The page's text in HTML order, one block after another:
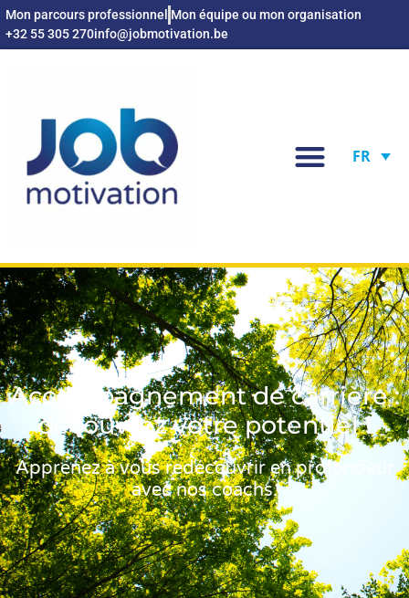
Mon parcours professionnel Mon équipe ou mon organisation
+32 55 305 270info@jobmotivation.be
FR
Accompagnement de carrière :
découvrez votre potentiel !
Apprenez à vous redécouvrir en profondeur
avec nos coachs.